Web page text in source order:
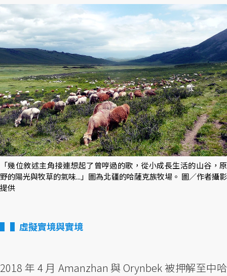
「幾位敘述主角接連想起了曾哼過的歌，從小成長生活的山谷，原
野的陽光與牧草的氣味...」圖為北疆的哈薩克族牧場。 圖／作者攝影
提供
▌虛擬實境與實境
2018 年 4 月 Amanzhan 與 Orynbek 被押解至中哈